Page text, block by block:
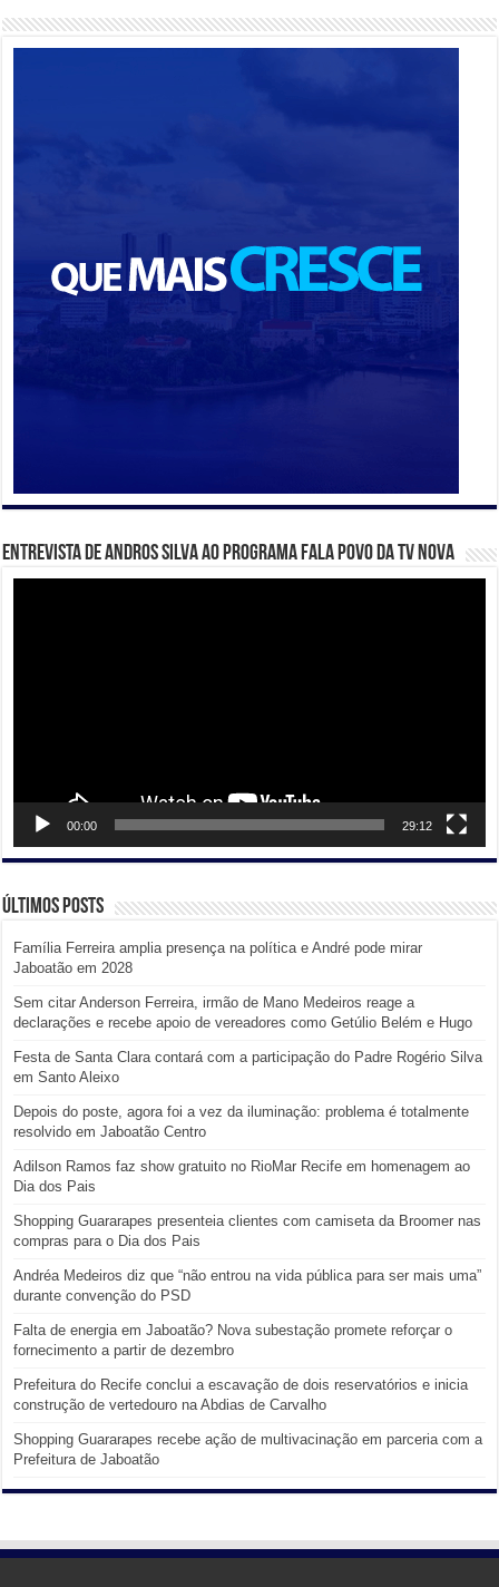
Entrevista de Andros Silva ao programa Fala Povo da TV Nova
00:00 29:12
Últimos posts
Família Ferreira amplia presença na política e André pode mirar
Jaboatão em 2028
Sem citar Anderson Ferreira, irmão de Mano Medeiros reage a
declarações e recebe apoio de vereadores como Getúlio Belém e Hugo
Festa de Santa Clara contará com a participação do Padre Rogério Silva
em Santo Aleixo
Depois do poste, agora foi a vez da iluminação: problema é totalmente
resolvido em Jaboatão Centro
Adilson Ramos faz show gratuito no RioMar Recife em homenagem ao
Dia dos Pais
Shopping Guararapes presenteia clientes com camiseta da Broomer nas
compras para o Dia dos Pais
Andréa Medeiros diz que “não entrou na vida pública para ser mais uma”
durante convenção do PSD
Falta de energia em Jaboatão? Nova subestação promete reforçar o
fornecimento a partir de dezembro
Prefeitura do Recife conclui a escavação de dois reservatórios e inicia
construção de vertedouro na Abdias de Carvalho
Shopping Guararapes recebe ação de multivacinação em parceria com a
Prefeitura de Jaboatão